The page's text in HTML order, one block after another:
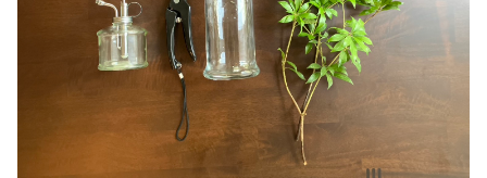
ご利用ガイド